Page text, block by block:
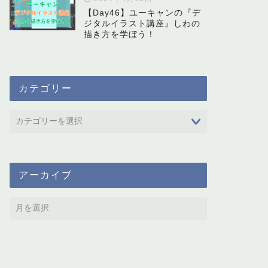
【Day46】ユーキャンの『デ
ジタルイラスト講座』しわの
描き方を学ぼう！
カテゴリー
アーカイブ